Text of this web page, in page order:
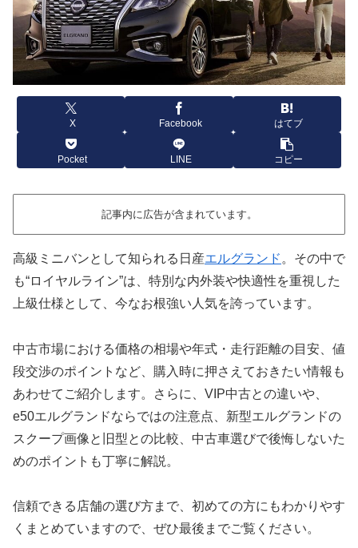
X Facebook はてブ
Pocket LINE コピー
記事内に広告が含まれています。
高級ミニバンとして知られる日産エルグランド 。その中で
も“ロイヤルライン”は、特別な内外装や快適性を重視した
上級仕様として、今なお根強い人気を誇っています。
中古市場における価格の相場や年式・走行距離の目安、値
段交渉のポイントなど、購入時に押さえておきたい情報も
あわせてご紹介します。さらに、VIP中古との違いや、
e50エルグランドならではの注意点、新型エルグランドの
スクープ画像と旧型との比較、中古車選びで後悔しないた
めのポイントも丁寧に解説。
信頼できる店舗の選び方まで、初めての方にもわかりやす
くまとめていますので、ぜひ最後までご覧ください。